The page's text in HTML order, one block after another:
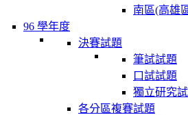
南區(高雄
96 學年度
決賽試題
筆試試題
口試試題
獨立研究
各分區複賽試題